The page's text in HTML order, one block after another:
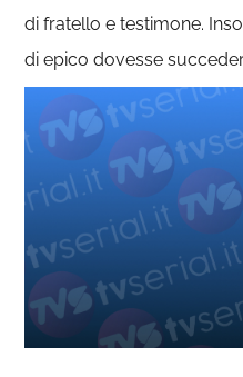
di fratello e testimone.
di epico dovesse